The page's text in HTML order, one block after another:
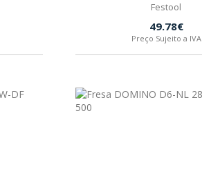
Festool
49.78€
Preço Sujeito a IVA